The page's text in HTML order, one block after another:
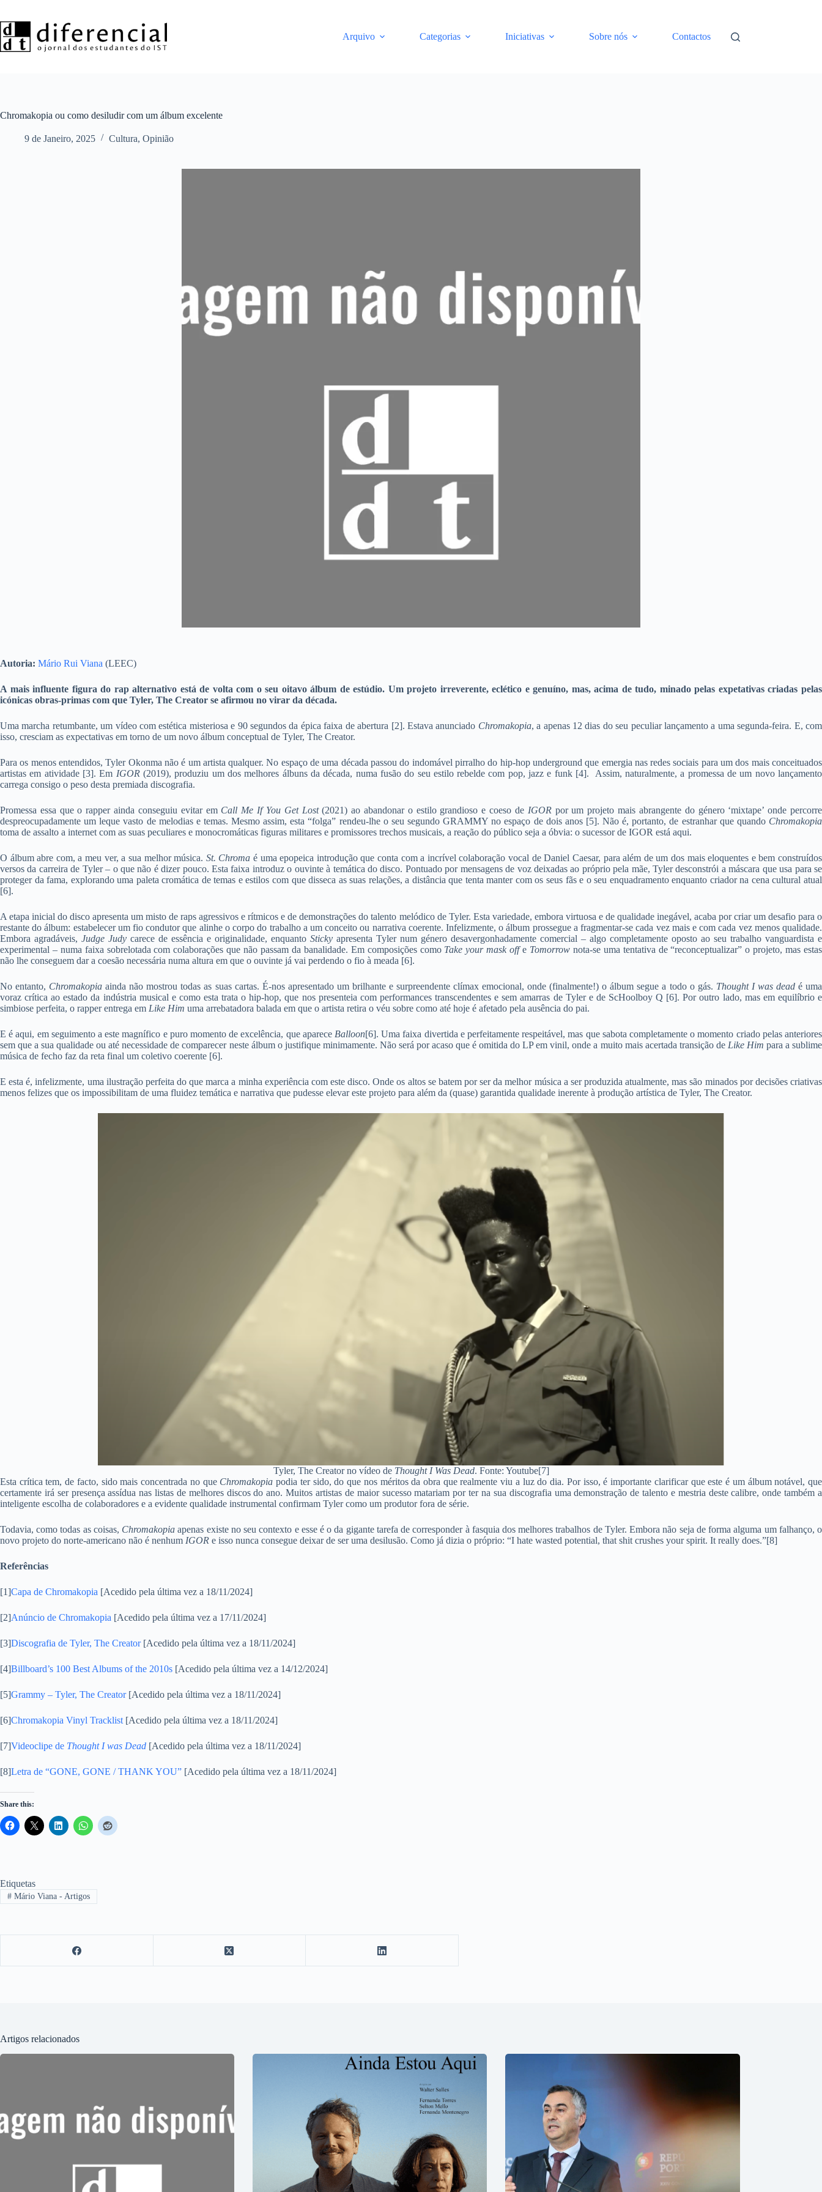
o
conteúdo
Arquivo Categorias Iniciativas Sobre nós Contactos
Chromakopia ou como desiludir com um álbum excelente
9 de Janeiro, 2025 Cultura, Opinião
Autoria: Mário Rui Viana (LEEC)
A mais influente figura do rap alternativo está de volta com o seu oitavo álbum de estúdio. Um projeto irreverente, eclético e genuíno, mas, acima de tudo, minado pelas expetativas criadas pelas
icónicas obras-primas com que Tyler, The Creator se afirmou no virar da década.
Uma marcha retumbante, um vídeo com estética misteriosa e 90 segundos da épica faixa de abertura [2]. Estava anunciado Chromakopia, a apenas 12 dias do seu peculiar lançamento a uma segunda-feira. E, com
isso, cresciam as expectativas em torno de um novo álbum conceptual de Tyler, The Creator.
Para os menos entendidos, Tyler Okonma não é um artista qualquer. No espaço de uma década passou do indomável pirralho do hip-hop underground que emergia nas redes sociais para um dos mais conceituados
artistas em atividade [3]. Em IGOR(2019), produziu um dos melhores álbuns da década, numa fusão do seu estilo rebelde com pop, jazz e funk [4]. Assim, naturalmente, a promessa de um novo lançamento
carrega consigo o peso desta premiada discografia.
Promessa essa que o rapper ainda conseguiu evitar em Call Me If You Get Lost(2021) ao abandonar o estilo grandioso e coeso de IGORpor um projeto mais abrangente do género ‘mixtape’ onde percorre
despreocupadamente um leque vasto de melodias e temas. Mesmo assim, esta “folga” rendeu-lhe o seu segundo GRAMMY no espaço de dois anos [5]. Não é, portanto, de estranhar que quando Chromakopia
toma de assalto a internet com as suas peculiares e monocromáticas figuras militares e promissores trechos musicais, a reação do público seja a óbvia: o sucessor de IGOR está aqui.
O álbum abre com, a meu ver, a sua melhor música. St. Chroma é uma epopeica introdução que conta com a incrível colaboração vocal de Daniel Caesar, para além de um dos mais eloquentes e bem construídos
versos da carreira de Tyler – o que não é dizer pouco. Esta faixa introduz o ouvinte à temática do disco. Pontuado por mensagens de voz deixadas ao próprio pela mãe, Tyler desconstrói a máscara que usa para se
proteger da fama, explorando uma paleta cromática de temas e estilos com que disseca as suas relações, a distância que tenta manter com os seus fãs e o seu enquadramento enquanto criador na cena cultural atual
[6].
A etapa inicial do disco apresenta um misto de raps agressivos e rítmicos e de demonstrações do talento melódico de Tyler. Esta variedade, embora virtuosa e de qualidade inegável, acaba por criar um desafio para o
restante do álbum: estabelecer um fio condutor que alinhe o corpo do trabalho a um conceito ou narrativa coerente. Infelizmente, o álbum prossegue a fragmentar-se cada vez mais e com cada vez menos qualidade.
Embora agradáveis, Judge Judy carece de essência e originalidade, enquanto Sticky apresenta Tyler num género desavergonhadamente comercial – algo completamente oposto ao seu trabalho vanguardista e
experimental – numa faixa sobrelotada com colaborações que não passam da banalidade. Em composições como Take your mask offe Tomorrownota-se uma tentativa de “reconceptualizar” o projeto, mas estas
não lhe conseguem dar a coesão necessária numa altura em que o ouvinte já vai perdendo o fio à meada [6].
No entanto, Chromakopia ainda não mostrou todas as suas cartas. É-nos apresentado um brilhante e surpreendente clímax emocional, onde (finalmente!) o álbum segue a todo o gás. Thought I was deadé uma
voraz crítica ao estado da indústria musical e como esta trata o hip-hop, que nos presenteia com performances transcendentes e sem amarras de Tyler e de ScHoolboy Q [6]. Por outro lado, mas em equilíbrio e
simbiose perfeita, o rapper entrega em Like Him uma arrebatadora balada em que o artista retira o véu sobre como até hoje é afetado pela ausência do pai.
E é aqui, em seguimento a este magnífico e puro momento de excelência, que aparece Balloon[6]. Uma faixa divertida e perfeitamente respeitável, mas que sabota completamente o momento criado pelas anteriores
sem que a sua qualidade ou até necessidade de comparecer neste álbum o justifique minimamente. Não será por acaso que é omitida do LP em vinil, onde a muito mais acertada transição de Like Him para a sublime
música de fecho faz da reta final um coletivo coerente [6].
E esta é, infelizmente, uma ilustração perfeita do que marca a minha experiência com este disco. Onde os altos se batem por ser da melhor música a ser produzida atualmente, mas são minados por decisões criativas
menos felizes que os impossibilitam de uma fluidez temática e narrativa que pudesse elevar este projeto para além da (quase) garantida qualidade inerente à produção artística de Tyler, The Creator.
Tyler, The Creator no vídeo de Thought I Was Dead. Fonte: Youtube[7]
Esta crítica tem, de facto, sido mais concentrada no que Chromakopia podia ter sido, do que nos méritos da obra que realmente viu a luz do dia. Por isso, é importante clarificar que este é um álbum notável, que
certamente irá ser presença assídua nas listas de melhores discos do ano. Muitos artistas de maior sucesso matariam por ter na sua discografia uma demonstração de talento e mestria deste calibre, onde também a
inteligente escolha de colaboradores e a evidente qualidade instrumental confirmam Tyler como um produtor fora de série.
Todavia, como todas as coisas, Chromakopia apenas existe no seu contexto e esse é o da gigante tarefa de corresponder à fasquia dos melhores trabalhos de Tyler. Embora não seja de forma alguma um falhanço, o
novo projeto do norte-americano não é nenhum IGOR e isso nunca consegue deixar de ser uma desilusão. Como já dizia o próprio: “I hate wasted potential, that shit crushes your spirit. It really does.”[8]
Referências
[1]Capa de Chromakopia [Acedido pela última vez a 18/11/2024]
[2]Anúncio de Chromakopia [Acedido pela última vez a 17/11/2024]
[3]Discografia de Tyler, The Creator [Acedido pela última vez a 18/11/2024]
[4]Billboard’s 100 Best Albums of the 2010s [Acedido pela última vez a 14/12/2024]
[5]Grammy – Tyler, The Creator[Acedido pela última vez a 18/11/2024]
[6]Chromakopia Vinyl Tracklist [Acedido pela última vez a 18/11/2024]
[7]Videoclipe de Thought I was Dead [Acedido pela última vez a 18/11/2024]
[8]Letra de “GONE, GONE / THANK YOU” [Acedido pela última vez a 18/11/2024]
Share this:
Etiquetas
#Mário Viana - Artigos
Artigos relacionados